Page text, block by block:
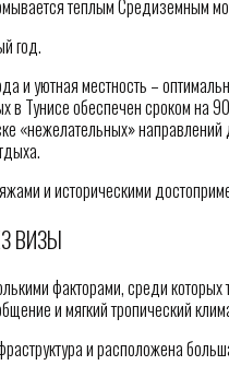
теплым Средиземным
год.
и уютная местность –
в Тунисе обеспечен сроком на
«нежелательных»
и историческими
ВИЗЫ
факторами, среди которых
и мягкий тропический
и расположена